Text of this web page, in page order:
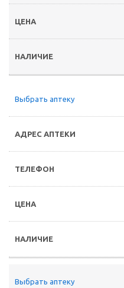
Выбрать аптеку
Выбрать аптеку